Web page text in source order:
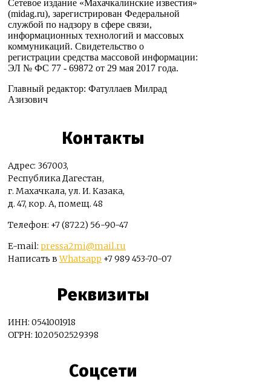
Сетевое издание «Махачкалинские известия»
(midag.ru), зарегистрирован Федеральной
службой по надзору в сфере связи,
информационных технологий и массовых
коммуникаций. Свидетельство о
регистрации средства массовой информации:
ЭЛ № ФС 77 - 69872 от 29 мая 2017 года.
Главный редактор: Фатуллаев Милрад
Азизович
Контакты
Адрес: 367003,
Республика Дагестан,
г. Махачкала, ул. И. Казака,
д. 47, кор. А, помещ. 48
Телефон: +7 (8722) 56-90-47
E-mail: pressa2mi@mail.ru
Написать вWhatsapp +7 989 453-70-07
Реквизиты
ИНН: 0541001918
ОГРН: 1020502529398
Соцсети